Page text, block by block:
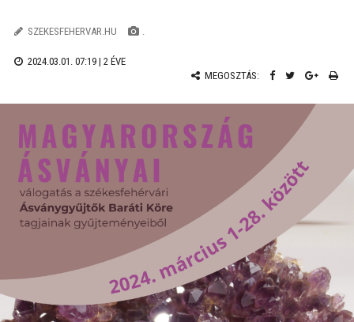
SZEKESFEHERVAR.HU .
2024.03.01. 07:19 | 2 ÉVE
MEGOSZTÁS: